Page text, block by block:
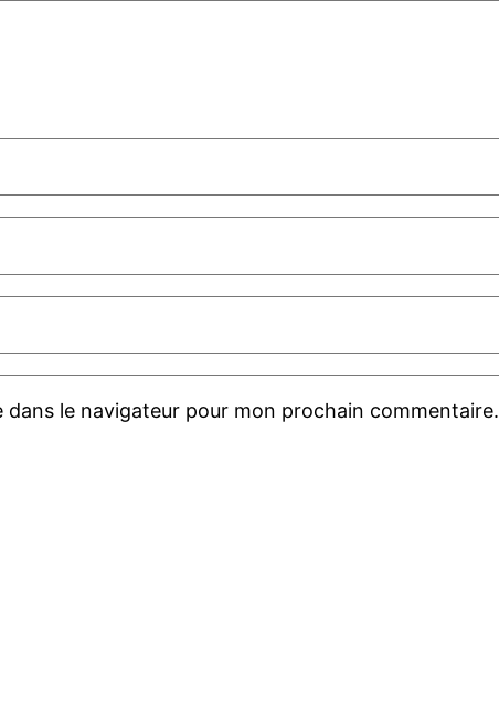
le navigateur pour mon prochain commentaire.